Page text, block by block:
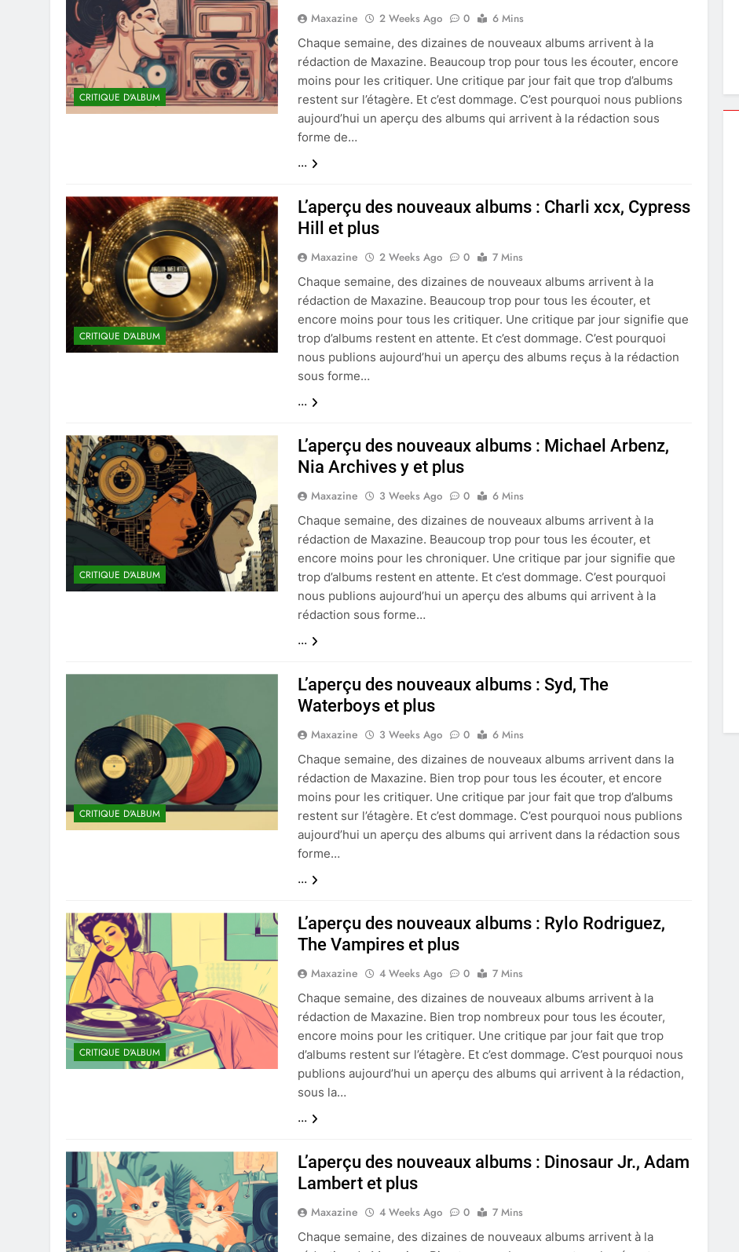
CRITIQUE D'ALBUM
Maxazine 2 Weeks Ago 0
6 Mins
Chaque semaine, des dizaines de nouveaux albums arrivent à la
rédaction de Maxazine. Beaucoup trop pour tous les écouter, encore
moins pour les critiquer. Une critique par jour fait que trop d’albums
restent sur l’étagère. Et c’est dommage. C’est pourquoi nous publions
aujourd’hui un aperçu des albums qui arrivent à la rédaction sous
forme de…
...
CRITIQUE D'ALBUM
L’aperçu des nouveaux albums : Charli xcx, Cypress
Hill et plus
Maxazine 2 Weeks Ago 0
7 Mins
Chaque semaine, des dizaines de nouveaux albums arrivent à la
rédaction de Maxazine. Beaucoup trop pour tous les écouter, et
encore moins pour tous les critiquer. Une critique par jour signifie que
trop d’albums restent en attente. Et c’est dommage. C’est pourquoi
nous publions aujourd’hui un aperçu des albums reçus à la rédaction
sous forme…
...
CRITIQUE D'ALBUM
L’aperçu des nouveaux albums : Michael Arbenz,
Nia Archives y et plus
Maxazine 3 Weeks Ago 0
6 Mins
Chaque semaine, des dizaines de nouveaux albums arrivent à la
rédaction de Maxazine. Beaucoup trop pour tous les écouter, et
encore moins pour les chroniquer. Une critique par jour signifie que
trop d’albums restent en attente. Et c’est dommage. C’est pourquoi
nous publions aujourd’hui un aperçu des albums qui arrivent à la
rédaction sous forme…
...
CRITIQUE D'ALBUM
L’aperçu des nouveaux albums : Syd, The
Waterboys et plus
Maxazine 3 Weeks Ago 0
6 Mins
Chaque semaine, des dizaines de nouveaux albums arrivent dans la
rédaction de Maxazine. Bien trop pour tous les écouter, et encore
moins pour les critiquer. Une critique par jour fait que trop d’albums
restent sur l’étagère. Et c’est dommage. C’est pourquoi nous publions
aujourd’hui un aperçu des albums qui arrivent dans la rédaction sous
forme…
...
CRITIQUE D'ALBUM
L’aperçu des nouveaux albums : Rylo Rodriguez,
The Vampires et plus
Maxazine 4 Weeks Ago 0
7 Mins
Chaque semaine, des dizaines de nouveaux albums arrivent à la
rédaction de Maxazine. Bien trop nombreux pour tous les écouter,
encore moins pour les critiquer. Une critique par jour fait que trop
d’albums restent sur l’étagère. Et c’est dommage. C’est pourquoi nous
publions aujourd’hui un aperçu des albums qui arrivent à la rédaction,
sous la…
...
L’aperçu des nouveaux albums : Dinosaur Jr., Adam
Lambert et plus
Maxazine 4 Weeks Ago 0
7 Mins
Chaque semaine, des dizaines de nouveaux albums arrivent à la